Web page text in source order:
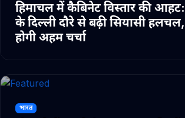
हिमाचल में कैबिनेट विस्तार की
के दिल्ली दौरे से बढ़ी सियासी
होगी अहम चर्चा
भारत